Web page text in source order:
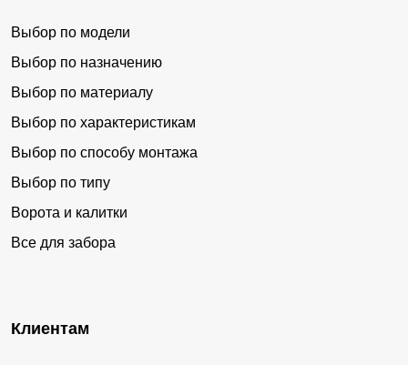
Выбор по модели
Выбор по назначению
Выбор по материалу
Выбор по характеристикам
Выбор по способу монтажа
Выбор по типу
Ворота и калитки
Все для забора
Клиентам